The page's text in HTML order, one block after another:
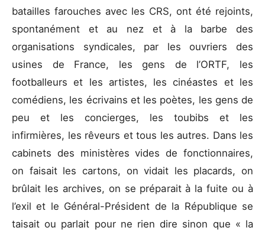
batailles farouches avec les CRS, ont été rejoints,
spontanément et au nez et à la barbe des
organisations syndicales, par les ouvriers des
usines de France, les gens de l’ORTF, les
footballeurs et les artistes, les cinéastes et les
comédiens, les écrivains et les poètes, les gens de
peu et les concierges, les toubibs et les
infirmières, les rêveurs et tous les autres. Dans les
cabinets des ministères vides de fonctionnaires,
on faisait les cartons, on vidait les placards, on
brûlait les archives, on se préparait à la fuite ou à
l’exil et le Général-Président de la République se
taisait ou parlait pour ne rien dire sinon que « la